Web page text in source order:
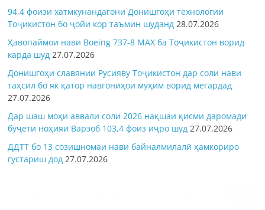
94,4 фоизи хатмкунандагони Донишгоҳи технологии
Тоҷикистон бо ҷойи кор таъмин шуданд 28.07.2026
Ҳавопаймои нави Boeing 737-8 MAX ба Тоҷикистон ворид
карда шуд 27.07.2026
Донишгоҳи славянии Русияву Тоҷикистон дар соли нави
таҳсил бо як қатор навгониҳои муҳим ворид мегардад
27.07.2026
Дар шаш моҳи аввали соли 2026 нақшаи қисми даромади
буҷети ноҳияи Варзоб 103,4 фоиз иҷро шуд 27.07.2026
ДДТТ бо 13 созишномаи нави байналмилалӣ ҳамкориро
густариш дод 27.07.2026